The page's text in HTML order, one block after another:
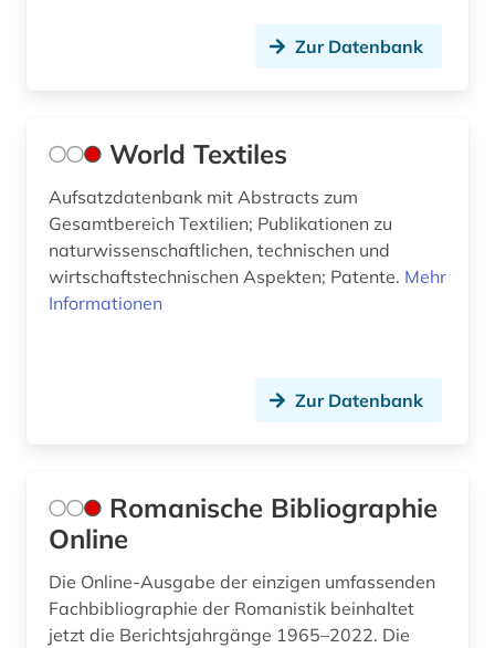
Zur Datenbank
World Textiles
Aufsatzdatenbank mit Abstracts zum
Gesamtbereich Textilien; Publikationen zu
naturwissenschaftlichen, technischen und
wirtschaftstechnischen Aspekten; Patente. Mehr
Informationen
Zur Datenbank
Romanische Bibliographie
Online
Die Online-Ausgabe der einzigen umfassenden
Fachbibliographie der Romanistik beinhaltet
jetzt die Berichtsjahrgänge 1965–2022. Die